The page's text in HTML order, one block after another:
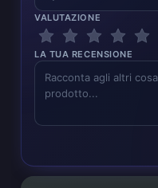
VALUTAZIONE
LA TUA RECENSIONE